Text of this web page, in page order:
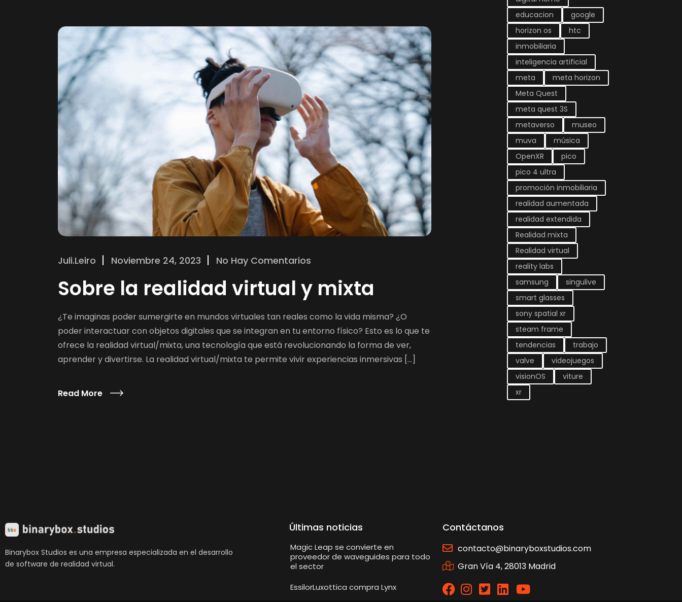
Juli.leiro Noviembre 24, 2023 No Hay Comentarios
Sobre la realidad virtual y mixta
¿Te imaginas poder sumergirte en mundos virtuales tan reales como la vida misma? ¿O
poder interactuar con objetos digitales que se integran en tu entorno físico? Esto es lo que te
ofrece la realidad virtual/mixta, una tecnología que está revolucionando la forma de ver,
aprender y divertirse. La realidad virtual/mixta te permite vivir experiencias inmersivas […]
Read More
educacion
google
horizon os
htc
inmobiliaria
inteligencia artificial
meta
meta horizon
Meta Quest
meta quest 3S
metaverso
museo
muva
música
OpenXR
pico
pico 4 ultra
promoción inmobiliaria
realidad aumentada
realidad extendida
Realidad mixta
Realidad virtual
reality labs
samsung
singulive
smart glasses
sony spatial xr
steam frame
tendencias
trabajo
valve
videojuegos
visionOS
viture
xr
Binarybox Studios es una empresa especializada en el desarrollo
de software de realidad virtual.
Últimas noticias
Magic Leap se convierte en
proveedor de waveguides para todo
el sector
EssilorLuxottica compra Lynx
Contáctanos
contacto@binaryboxstudios.com
Gran Vía 4, 28013 Madrid